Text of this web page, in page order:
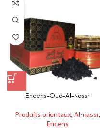
Encens-Oud-Al-Nassr
Produits orientaux, Al-nassr,
Encens